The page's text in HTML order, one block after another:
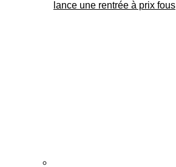
lance une rentrée à prix fous